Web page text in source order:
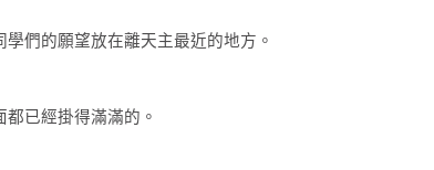
們的願望放在離天主最近的地方。
已經掛得滿滿的。